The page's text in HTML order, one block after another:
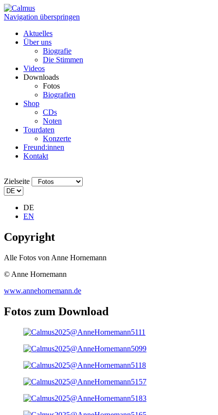
Navigation überspringen
Aktuelles
Über uns
Biografie
Die Stimmen
Videos
Downloads
Fotos
Biografien
Shop
CDs
Noten
Tourdaten
Konzerte
Freund:innen
Kontakt
Zielseite
DE
EN
Copyright
Alle Fotos von Anne Hornemann
© Anne Hornemann
www.annehornemann.de
Fotos zum Download